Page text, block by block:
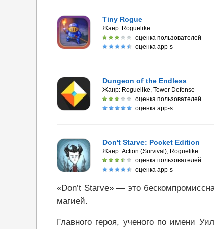
Tiny Rogue
Жанр: Roguelike
оценка пользователей
оценка app-s
Dungeon of the Endless
Жанр: Roguelike, Tower Defense
оценка пользователей
оценка app-s
Don't Starve: Pocket Edition
Жанр: Action (Survival), Roguelike
оценка пользователей
оценка app-s
«Don’t Starve» — это
магией.
Главного героя, ученого по имени